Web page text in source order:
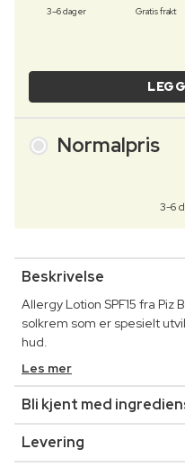
3–6 dager Gratis frakt
Normalpris
3-6
Beskrivelse
Allergy Lotion SPF15 fra
solkrem som er spesielt
hud.
Les mer
Bli kjent med
Levering